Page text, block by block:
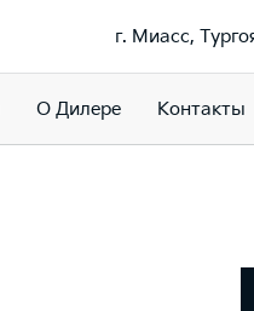
г. Миасс,
О Дилере Контакты